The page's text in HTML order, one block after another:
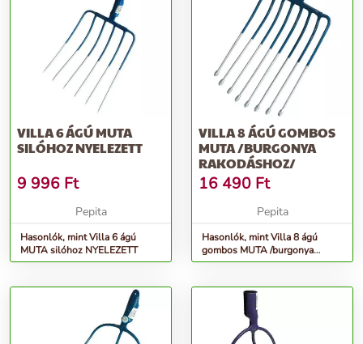
VILLA 6 ÁGÚ MUTA
SILÓHOZ NYELEZETT
9 996 Ft
Pepita
Hasonlók, mint Villa 6 ágú
MUTA silóhoz NYELEZETT
VILLA 8 ÁGÚ GOMBOS
MUTA /BURGONYA
RAKODÁSHOZ/
16 490 Ft
Pepita
Hasonlók, mint Villa 8 ágú
gombos MUTA /burgonya
rakodáshoz/